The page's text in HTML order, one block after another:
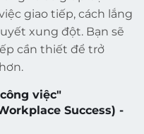
giao tiếp, cách lắng
xung đột. Bạn sẽ
cần thiết để trở
việc"
Success) -